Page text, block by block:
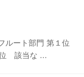
ルート部門 第１位
該当な ...